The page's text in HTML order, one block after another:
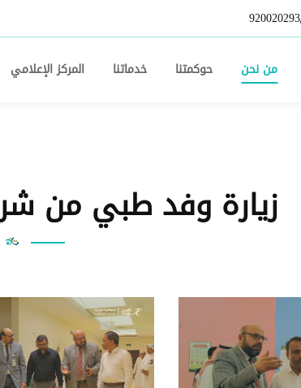
920020293
من نحن حوكمتنا خدماتنا المركز الإعلامي
زيارة وفد طبي من